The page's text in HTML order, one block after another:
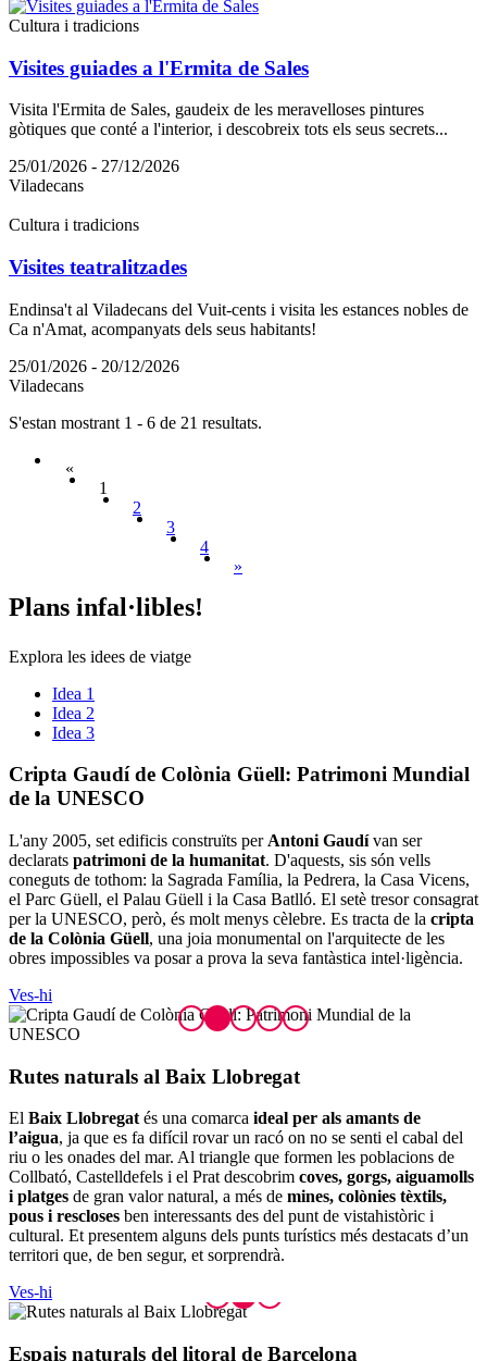
Cultura i tradicions
Visites guiades a l'Ermita de Sales
Visita l'Ermita de Sales, gaudeix de les meravelloses pintures
gòtiques que conté a l'interior, i descobreix tots els seus secrets...
25/01/2026 - 27/12/2026
Viladecans
Cultura i tradicions
Visites teatralitzades
Endinsa't al Viladecans del Vuit-cents i visita les estances nobles de
Ca n'Amat, acompanyats dels seus habitants!
25/01/2026 - 20/12/2026
Viladecans
S'estan mostrant 1 - 6 de 21 resultats.
«
1
2
3
4
»
Plans infal·libles!
Explora les idees de viatge
Idea 1
Idea 2
Idea 3
Cripta Gaudí de Colònia Güell: Patrimoni Mundial
de la UNESCO
L'any 2005, set edificis construïts per Antoni Gaudívan ser
declarats patrimoni de la humanitat. D'aquests, sis són vells
coneguts de tothom: la Sagrada Família, la Pedrera, la Casa Vicens,
el Parc Güell, el Palau Güell i la Casa Batlló. El setè tresor consagrat
per la UNESCO, però, és molt menys cèlebre. Es tracta de la cripta
de la Colònia Güell, una joia monumental on l'arquitecte de les
obres impossibles va posar a prova la seva fantàstica intel·ligència.
Ves-hi
Rutes naturals al Baix Llobregat
El Baix Llobregat és una comarca ideal per als amants de
l’aigua, ja que es fa difícil rovar un racó on no se senti el cabal del
riu o les onades del mar. Al triangle que formen les poblacions de
Collbató, Castelldefels i el Prat descobrim coves, gorgs, aiguamolls
i platges de gran valor natural, a més de mines, colònies tèxtils,
pous i rescloses ben interessants des del punt de vistahistòric i
cultural. Et presentem alguns dels punts turístics més destacats d’un
territori que, de ben segur, et sorprendrà.
Ves-hi
Espais naturals del litoral de Barcelona